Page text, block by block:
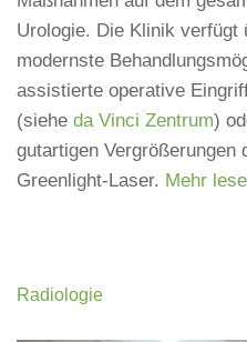
Urologie. Die Klinik verfügt
modernste
assistierte operative
(siehe da Vinci Zentrum)
gutartigen Vergrößerungen
Greenlight-Laser. Mehr
Radiologie